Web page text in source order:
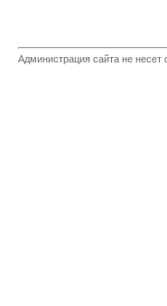
Администрация сайта не